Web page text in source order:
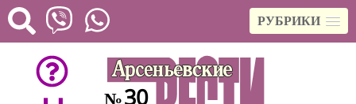
РУБРИКИ
№30